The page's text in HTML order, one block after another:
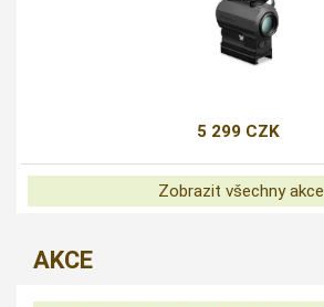
5 299 CZK
Zobrazit všechny akce
AKCE